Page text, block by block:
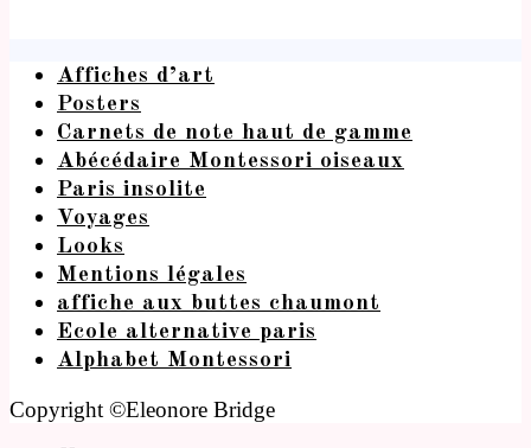
Affiches d’art
Posters
Carnets de note haut de gamme
Abécédaire Montessori oiseaux
Paris insolite
Voyages
Looks
Mentions légales
affiche aux buttes chaumont
Ecole alternative paris
Alphabet Montessori
Copyright ©Eleonore Bridge